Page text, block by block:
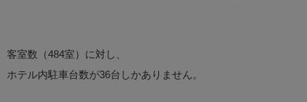
客室数（484室）に対し、
ホテル内駐車台数が36台しかありません。